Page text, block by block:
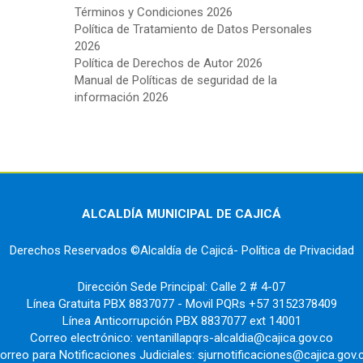
Términos y Condiciones 2026
Política de Tratamiento de Datos Personales
2026
Política de Derechos de Autor 2026
Manual de Políticas de seguridad de la
información 2026
ALCALDÍA MUNICIPAL DE CAJICÁ
Derechos Reservados ©Alcaldía de Cajicá- Política de Privacidad
Dirección Sede Principal: Calle 2 # 4-07
Línea Gratuita PBX 8837077 - Movil PQRs +57 3152378409
Línea Anticorrupción PBX 8837077 ext 14001
Correo electrónico: ventanillapqrs-alcaldia@cajica.gov.co
para Notificaciones Judiciales: